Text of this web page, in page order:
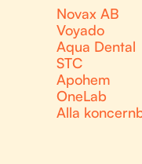
Novax AB
Voyado
Aqua Dental
STC
Apohem
OneLab
Alla